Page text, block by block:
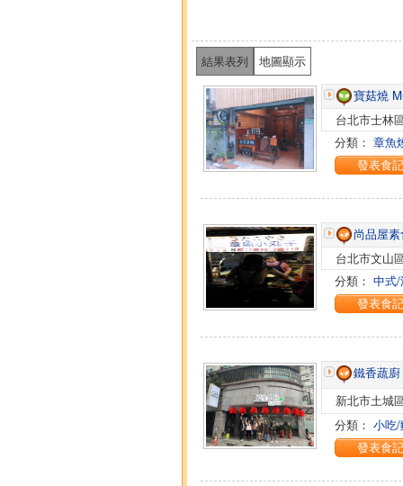
結果表列
地圖顯示
寶菇燒
台北市士林
分類： 章魚
發表食記
尚品屋
台北市文山
分類： 中式
發表食記
鐵香蔬廚
新北市土城
分類： 小吃
發表食記